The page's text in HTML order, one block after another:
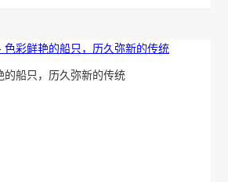
船只，历久弥新的传统